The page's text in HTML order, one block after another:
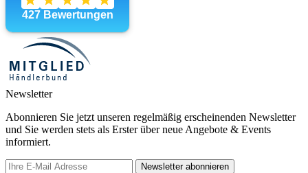
Newsletter
Abonnieren Sie jetzt unseren regelmäßig erscheinenden Newsletter
und Sie werden stets als Erster über neue Angebote & Events
informiert.
Newsletter abonnieren